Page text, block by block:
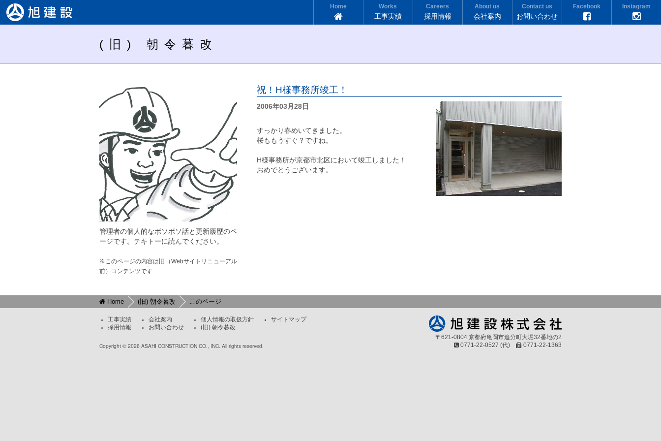
Home Works
工事実績
Careers
採用情報
About us
会社案内
Contact us
お問い合わせ
Facebook Instagram
(旧) 朝令暮改
管理者の個人的なボソボソ話と更新履歴のペ
ージです。テキトーに読んでください。
※このページの内容は旧（Webサイトリニューアル
前）コンテンツです
祝！H様事務所竣工！
2006年03月28日
すっかり春めいてきました。
桜ももうすぐ？ですね。
H様事務所が京都市北区において竣工しました！
おめでとうございます。
Home (旧) 朝令暮改 このページ
工事実績
採用情報
会社案内
お問い合わせ
個人情報の取扱方針
(旧) 朝令暮改
サイトマップ
〒621-0804 京都府亀岡市追分町大堀32番地の2
0771-22-0527 (代)
0771-22-1363
Copyright © 2026 ASAHI CONSTRUCTION CO., INC. All rights reserved.